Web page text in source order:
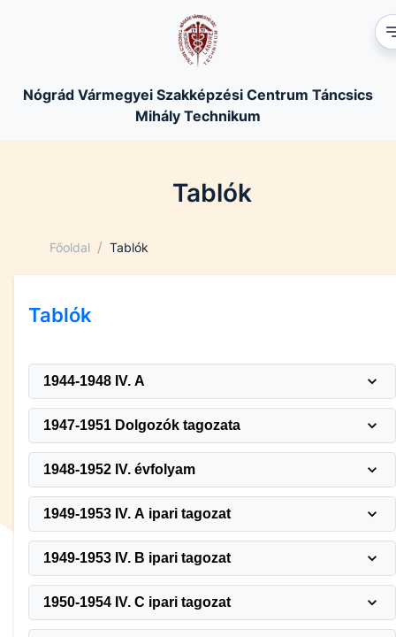
Nógrád Vármegyei Szakképzési Centrum Táncsics
Mihály Technikum
Tablók
Főoldal / Tablók
Tablók
1944-1948 IV. A
1947-1951 Dolgozók tagozata
1948-1952 IV. évfolyam
1949-1953 IV. A ipari tagozat
1949-1953 IV. B ipari tagozat
1950-1954 IV. C ipari tagozat